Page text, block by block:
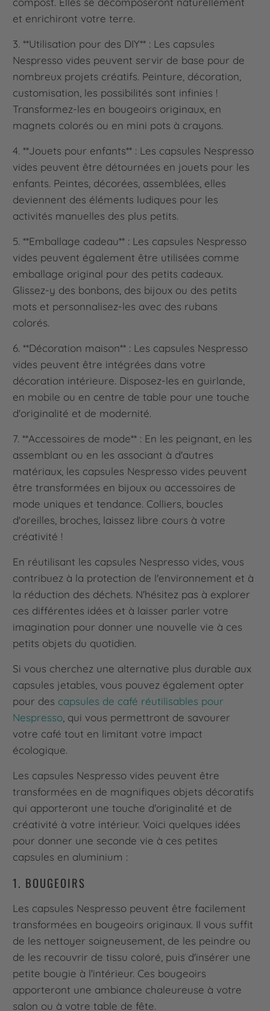
et enrichiront votre terre.
3. **Utilisation pour des DIY** : Les capsules
Nespresso vides peuvent servir de base pour de
nombreux projets créatifs. Peinture, décoration,
customisation, les possibilités sont infinies !
Transformez-les en bougeoirs originaux, en
magnets colorés ou en mini pots à crayons.
4. **Jouets pour enfants** : Les capsules Nespresso
vides peuvent être détournées en jouets pour les
enfants. Peintes, décorées, assemblées, elles
deviennent des éléments ludiques pour les
activités manuelles des plus petits.
5. **Emballage cadeau** : Les capsules Nespresso
vides peuvent également être utilisées comme
emballage original pour des petits cadeaux.
Glissez-y des bonbons, des bijoux ou des petits
mots et personnalisez-les avec des rubans
colorés.
6. **Décoration maison** : Les capsules Nespresso
vides peuvent être intégrées dans votre
décoration intérieure. Disposez-les en guirlande,
en mobile ou en centre de table pour une touche
d'originalité et de modernité.
7. **Accessoires de mode** : En les peignant, en les
assemblant ou en les associant à d'autres
matériaux, les capsules Nespresso vides peuvent
être transformées en bijoux ou accessoires de
mode uniques et tendance. Colliers, boucles
d'oreilles, broches, laissez libre cours à votre
créativité !
En réutilisant les capsules Nespresso vides, vous
contribuez à la protection de l'environnement et à
la réduction des déchets. N'hésitez pas à explorer
ces différentes idées et à laisser parler votre
imagination pour donner une nouvelle vie à ces
petits objets du quotidien.
Si vous cherchez une alternative plus durable aux
capsules jetables, vous pouvez également opter
pour des capsules de café réutilisables pour
Nespresso , qui vous permettront de savourer
votre café tout en limitant votre impact
écologique.
Les capsules Nespresso vides peuvent être
transformées en de magnifiques objets décoratifs
qui apporteront une touche d'originalité et de
créativité à votre intérieur. Voici quelques idées
pour donner une seconde vie à ces petites
capsules en aluminium :
1. BOUGEOIRS
Les capsules Nespresso peuvent être facilement
transformées en bougeoirs originaux. Il vous suffit
de les nettoyer soigneusement, de les peindre ou
de les recouvrir de tissu coloré, puis d'insérer une
petite bougie à l'intérieur. Ces bougeoirs
apporteront une ambiance chaleureuse à votre
salon ou à votre table de fête.